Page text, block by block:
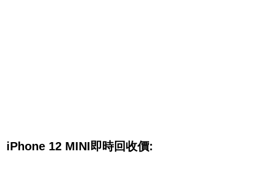
iPhone 12 MINI即時回收價: